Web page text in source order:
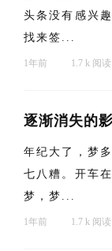
头条没有感兴
找来签...
1年前 1.7 k 阅读
逐渐消失的
年纪大了，梦
七八糟。开车
梦，梦...
1年前 1.7 k 阅读